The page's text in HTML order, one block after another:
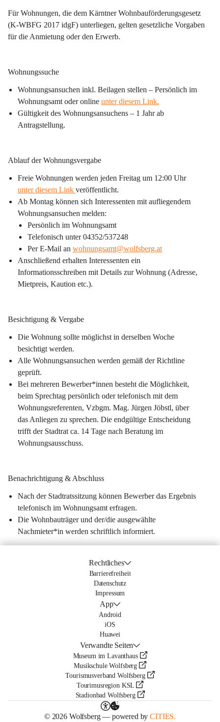
Für Wohnungen, die dem Kärntner Wohnbauförderungsgesetz
(K-WBFG 2017 idgF) unterliegen, gelten gesetzliche Vorgaben
für die Anmietung oder den Erwerb.
Wohnungssuche
Wohnungsansuchen inkl. Beilagen stellen – Persönlich im
Wohnungsamt oder online unter diesem Link.
Gültigkeit des Wohnungsansuchens – 1 Jahr ab
Antragstellung.
Ablauf der Wohnungsvergabe
Freie Wohnungen werden jeden Freitag um 12:00 Uhr
unter diesem Link veröffentlicht.
Ab Montag können sich Interessenten mit aufliegendem
Wohnungsansuchen melden:
Persönlich im Wohnungsamt
Telefonisch unter 04352/537248
Per E-Mail an wohnungsamt@wolfsberg.at
Anschließend erhalten Interessenten ein
Informationsschreiben mit Details zur Wohnung (Adresse,
Mietpreis, Kaution etc.).
Besichtigung & Vergabe
Die Wohnung sollte möglichst in derselben Woche
besichtigt werden.
Alle Wohnungsansuchen werden gemäß der Richtline
geprüft.
Bei mehreren Bewerber*innen besteht die Möglichkeit,
beim Sprechtag persönlich oder telefonisch mit dem
Wohnungsreferenten, Vzbgm. Mag. Jürgen Jöbstl, über
das Anliegen zu sprechen. Die endgültige Entscheidung
trifft der Stadtrat ca. 14 Tage nach Beratung im
Wohnungsausschuss.
Benachrichtigung & Abschluss
Nach der Stadtratssitzung können Bewerber das Ergebnis
telefonisch im Wohnungsamt erfragen.
Die Wohnbauträger und der/die ausgewählte
Nachmieter*in werden schriftlich informiert.
Rechtliches
Barrierefreiheit
Datenschutz
Impressum
App
Android
iOS
Huawei
Verwandte Seiten
Museum im Lavanthaus
Musikschule Wolfsberg
Tourismusverband Wolfsberg
Tourimusregion KSL
Stadionbad Wolfsberg
© 2026 Wolfsberg — powered byCITIES.